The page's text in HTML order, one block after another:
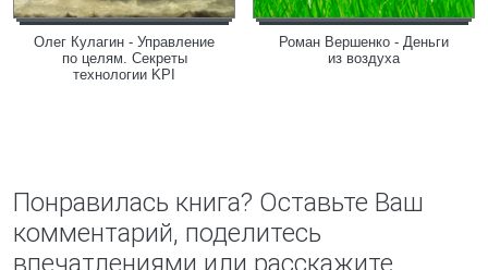
Олег Кулагин - Управление
по целям. Секреты
технологии KPI
Роман Вершенко - Деньги
из воздуха
Понравилась книга? Оставьте Ваш
комментарий, поделитесь
впечатлениями или расскажите